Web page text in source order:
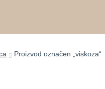
Proizvod označen „viskoza“